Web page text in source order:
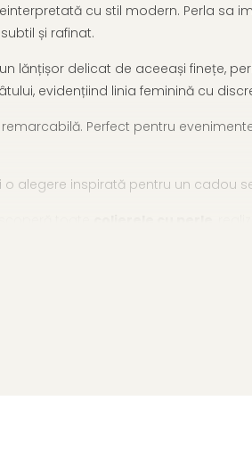
cu stil modern. Perla sa
și rafinat.
lănțișor delicat de aceeași finețe,
evidențiind linia feminină cu
Perfect pentru
alegere inspirată pentru un cadou